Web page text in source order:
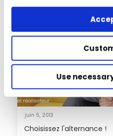
any other way, you
Use
juin 5, 2013
Choisissez l'alternance !